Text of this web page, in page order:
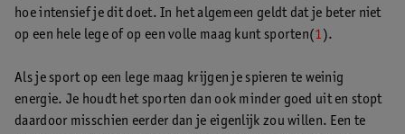
hoe intensief je dit doet. In het algemeen geldt dat je beter niet
op een hele lege of op een volle maag kunt sporten(1).
Als je sport op een lege maag krijgen je spieren te weinig
energie. Je houdt het sporten dan ook minder goed uit en stopt
daardoor misschien eerder dan je eigenlijk zou willen. Een te